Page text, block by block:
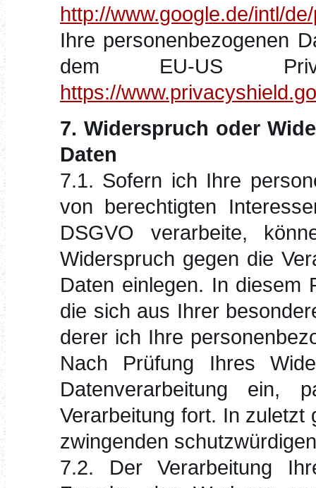
http://www.google.de/intl/
Ihre personenbezogenen
dem EU-US
https://
7. Widerspruch oder
Daten
7.1. Sofern ich Ihre
von berechtigten
DSGVO verarbeite,
Widerspruch gegen die
Daten einlegen. In diesem
die sich aus Ihrer
derer ich Ihre
Nach Prüfung Ihres
Datenverarbeitung
Verarbeitung fort. In zuletzt
zwingenden
7.2. Der Verarbeitung